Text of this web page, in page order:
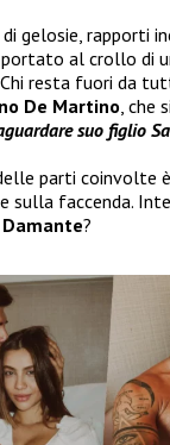
gelosie, rapporti
al crollo di
resta fuori da
De Martino , che
suo figlio
parti coinvolte
sulla faccenda.
?